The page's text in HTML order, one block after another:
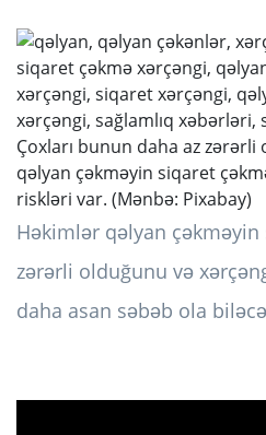
Çoxları bunun daha az
qəlyan çəkməyin siqaret
riskləri var. (Mənbə: Pixabay)
Həkimlər qəlyan
zərərli olduğunu və
daha asan səbəb ola